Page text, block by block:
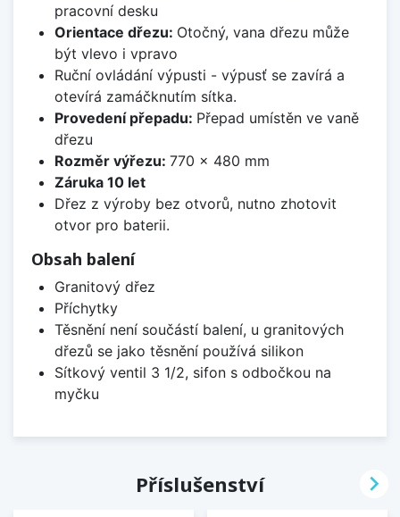
pracovní desku
Orientace dřezu: Otočný, vana dřezu může
být vlevo i vpravo
Ruční ovládání výpusti - výpusť se zavírá a
otevírá zamáčknutím sítka.
Provedení přepadu: Přepad umístěn ve vaně
dřezu
Rozměr výřezu: 770 x 480 mm
Záruka 10 let
Dřez z výroby bez otvorů, nutno zhotovit
otvor pro baterii.
Obsah balení
Granitový dřez
Příchytky
Těsnění není součástí balení, u granitových
dřezů se jako těsnění používá silikon
Sítkový ventil 3 1/2, sifon s odbočkou na
myčku
Příslušenství 